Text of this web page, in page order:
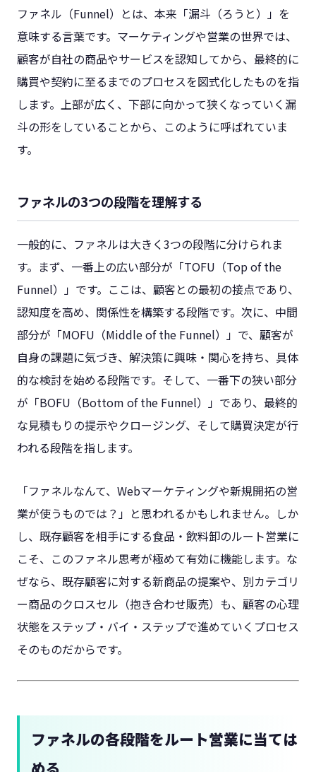
ファネル（Funnel）とは、本来「漏斗（ろうと）」を
意味する言葉です。マーケティングや営業の世界では、
顧客が自社の商品やサービスを認知してから、最終的に
購買や契約に至るまでのプロセスを図式化したものを指
します。上部が広く、下部に向かって狭くなっていく漏
斗の形をしていることから、このように呼ばれていま
す。
ファネルの3つの段階を理解する
一般的に、ファネルは大きく3つの段階に分けられま
す。まず、一番上の広い部分が「TOFU（Top of the
Funnel）」です。ここは、顧客との最初の接点であり、
認知度を高め、関係性を構築する段階です。次に、中間
部分が「MOFU（Middle of the Funnel）」で、顧客が
自身の課題に気づき、解決策に興味・関心を持ち、具体
的な検討を始める段階です。そして、一番下の狭い部分
が「BOFU（Bottom of the Funnel）」であり、最終的
な見積もりの提示やクロージング、そして購買決定が行
われる段階を指します。
「ファネルなんて、Webマーケティングや新規開拓の営
業が使うものでは？」と思われるかもしれません。しか
し、既存顧客を相手にする食品・飲料卸のルート営業に
こそ、このファネル思考が極めて有効に機能します。な
ぜなら、既存顧客に対する新商品の提案や、別カテゴリ
ー商品のクロスセル（抱き合わせ販売）も、顧客の心理
状態をステップ・バイ・ステップで進めていくプロセス
そのものだからです。
ファネルの各段階をルート営業に当ては